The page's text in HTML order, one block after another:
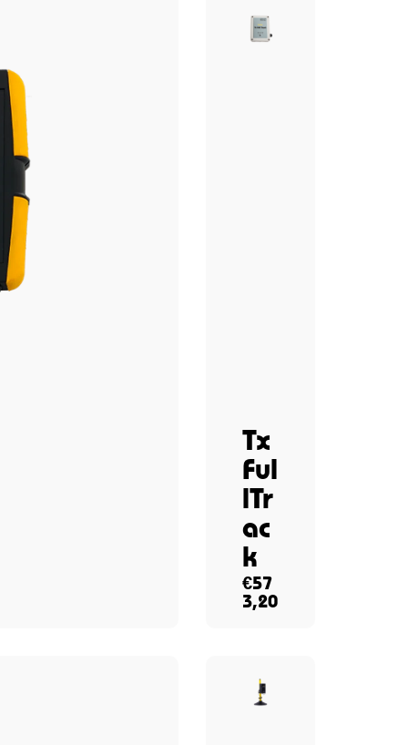
Tx
Ful
lTr
ac
k
€57
3,20